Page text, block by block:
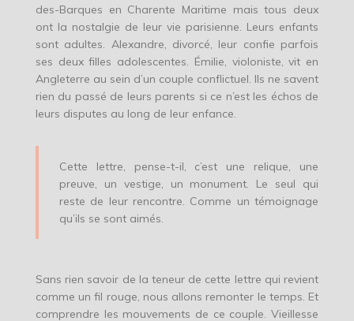
des-Barques en Charente Maritime mais tous deux
ont la nostalgie de leur vie parisienne. Leurs enfants
sont adultes. Alexandre, divorcé, leur confie parfois
ses deux filles adolescentes. Émilie, violoniste, vit en
Angleterre au sein d’un couple conflictuel. Ils ne savent
rien du passé de leurs parents si ce n’est les échos de
leurs disputes au long de leur enfance.
Cette lettre, pense-t-il, c’est une relique, une
preuve, un vestige, un monument. Le seul qui
reste de leur rencontre. Comme un témoignage
qu’ils se sont aimés.
Sans rien savoir de la teneur de cette lettre qui revient
comme un fil rouge, nous allons remonter le temps. Et
comprendre les mouvements de ce couple. Vieillesse